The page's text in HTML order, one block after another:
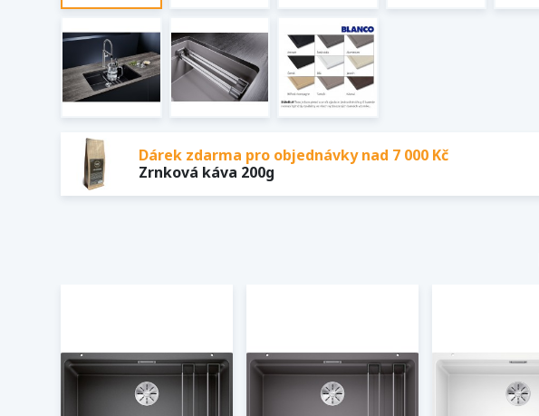
Dárek zdarma pro objednávky nad 7 000 Kč
Zrnková káva 200g